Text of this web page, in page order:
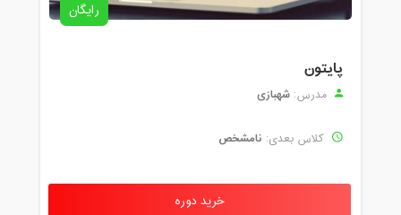
رایگان
پایتون
مدرس: شهبازی
کلاس بعدی: نامشخص
خرید دوره